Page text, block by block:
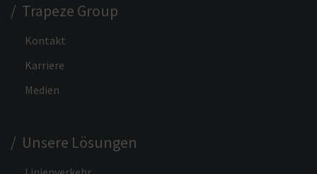
/ Trapeze Group
Kontakt
Karriere
Medien
/ Unsere Lösungen